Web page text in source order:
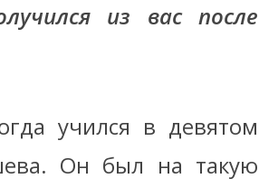
из вас после
учился в девятом
Он был на такую